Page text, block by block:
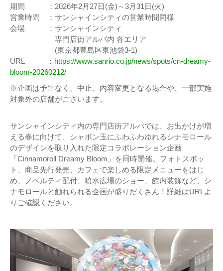
期間 ：2026年2月27日(金)～3月31日(火)
営業時間 ：サンシャインシティの営業時間同様
会場 ：サンシャインシティ
専門店街アルパ内 各エリア
(東京都豊島区東池袋3-1)
URL ： https://www.sanrio.co.jp/news/spots/cn-dreamy-
bloom-20260212/
※企画は予告なく、中止、内容変更となる場合や、一部実施
対象外の店舗がございます。
サンシャインシティ内の専門店街アルパでは、お出かけが増
える春に向けて、シャボン玉にふわふわゆれるシナモロール
のデザインを取り入れた限定コラボレーション企画
「Cinnamoroll Dreamy Bloom」を同時開催。フォトスポッ
ト、商品先行発売、カフェで楽しめる限定メニューをはじ
め、ノベルティ配付、噴水広場のショー、館内装飾など、シ
ナモロールと触れられる企画が盛りだくさん！詳細はURLよ
りご確認ください。